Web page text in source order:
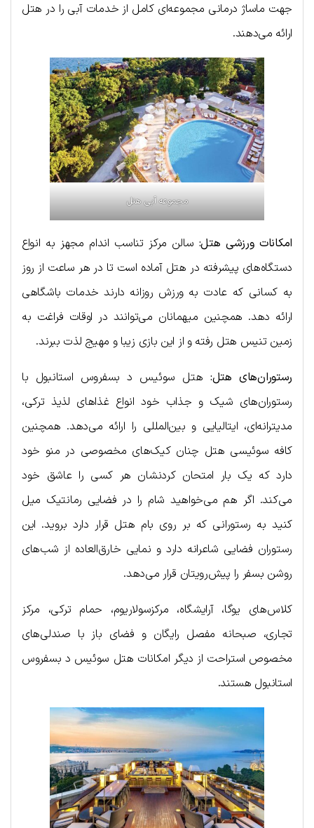
جهت ماساژ درمانی مجموعه‌ای کامل از خدمات آبی را در هتل
ارائه می‌دهند.
مجموعه آبی هتل
امکانات ورزشی هتل: سالن مرکز تناسب اندام مجهز به انواع
دستگاه‌های پیشرفته در هتل آماده است تا در هر ساعت از روز
به کسانی که عادت به ورزش روزانه دارند خدمات باشگاهی
ارائه دهد. همچنین میهمانان می‌توانند در اوقات فراغت به
زمین تنیس هتل رفته و از این بازی زیبا و مهیج لذت ببرند.
رستوران‌های هتل: هتل سوئیس د بسفروس استانبول با
رستوران‌های شیک و جذاب خود انواع غذاهای لذیذ ترکی،
مدیترانه‌ای، ایتالیایی و بین‌المللی را ارائه می‌دهد. همچنین
کافه سوئیسی هتل چنان کیک‌های مخصوصی در منو خود
دارد که یک بار امتحان کردنشان هر کسی را عاشق خود
می‌کند. اگر هم می‌خواهید شام را در فضایی رمانتیک میل
کنید به رستورانی که بر روی بام هتل قرار دارد بروید. این
رستوران فضایی شاعرانه دارد و نمایی خارق‌العاده از شب‌های
روشن بسفر را پیش‌رویتان قرار می‌دهد.
کلاس‌های یوگا، آرایشگاه، مرکزسولاریوم، حمام ترکی، مرکز
تجاری، صبحانه مفصل رایگان و فضای باز با صندلی‌های
مخصوص استراحت از دیگر امکانات هتل سوئیس د بسفروس
استانبول هستند.